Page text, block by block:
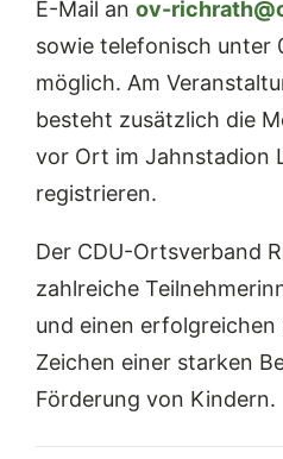
E-Mail an ov-
sowie telefonisch unter
möglich. Am
besteht zusätzlich die
vor Ort im Jahnstadion
registrieren.
Der CDU-Ortsverband
zahlreiche
und einen erfolgreichen
Zeichen einer starken
Förderung von Kindern.